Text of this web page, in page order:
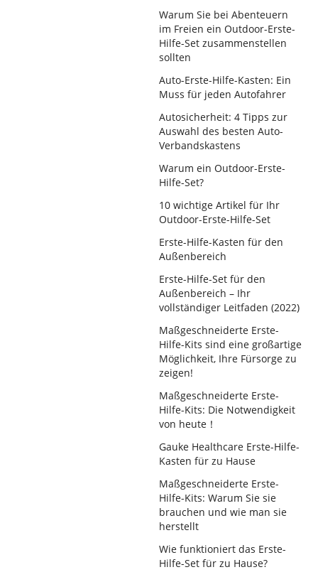
Warum Sie bei Abenteuern
im Freien ein Outdoor-Erste-
Hilfe-Set zusammenstellen
sollten
Auto-Erste-Hilfe-Kasten: Ein
Muss für jeden Autofahrer
Autosicherheit: 4 Tipps zur
Auswahl des besten Auto-
Verbandskastens
Warum ein Outdoor-Erste-
Hilfe-Set?
10 wichtige Artikel für Ihr
Outdoor-Erste-Hilfe-Set
Erste-Hilfe-Kasten für den
Außenbereich
Erste-Hilfe-Set für den
Außenbereich – Ihr
vollständiger Leitfaden (2022)
Maßgeschneiderte Erste-
Hilfe-Kits sind eine großartige
Möglichkeit, Ihre Fürsorge zu
zeigen!
Maßgeschneiderte Erste-
Hilfe-Kits: Die Notwendigkeit
von heute！
Gauke Healthcare Erste-Hilfe-
Kasten für zu Hause
Maßgeschneiderte Erste-
Hilfe-Kits: Warum Sie sie
brauchen und wie man sie
herstellt
Wie funktioniert das Erste-
Hilfe-Set für zu Hause?